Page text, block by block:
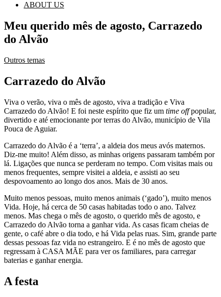
ABOUT US
Meu querido mês de agosto, Carrazedo
do Alvão
Outros temas
Carrazedo do Alvão
Viva o verão, viva o mês de agosto, viva a tradição e Viva
Carrazedo do Alvão! E foi neste espírito que fiz um time offpopular,
divertido e até emocionante por terras do Alvão, município de Vila
Pouca de Aguiar.
Carrazedo do Alvão é a ‘terra’, a aldeia dos meus avós maternos.
Diz-me muito! Além disso, as minhas origens passaram também por
lá. Ligações que nunca se perderam no tempo. Com visitas mais ou
menos frequentes, sempre visitei a aldeia, e assisti ao seu
despovoamento ao longo dos anos. Mais de 30 anos.
Muito menos pessoas, muito menos animais (‘gado’), muito menos
Vida. Hoje, há cerca de 50 casas habitadas todo o ano. Talvez
menos. Mas chega o mês de agosto, o querido mês de agosto, e
Carrazedo do Alvão torna a ganhar vida. As casas ficam cheias de
gente, o café abre o dia todo, e há Vida pelas ruas. Sim, grande parte
dessas pessoas faz vida no estrangeiro. E é no mês de agosto que
regressam à CASA MÃE para ver os familiares, para carregar
baterias e ganhar energia.
A festa